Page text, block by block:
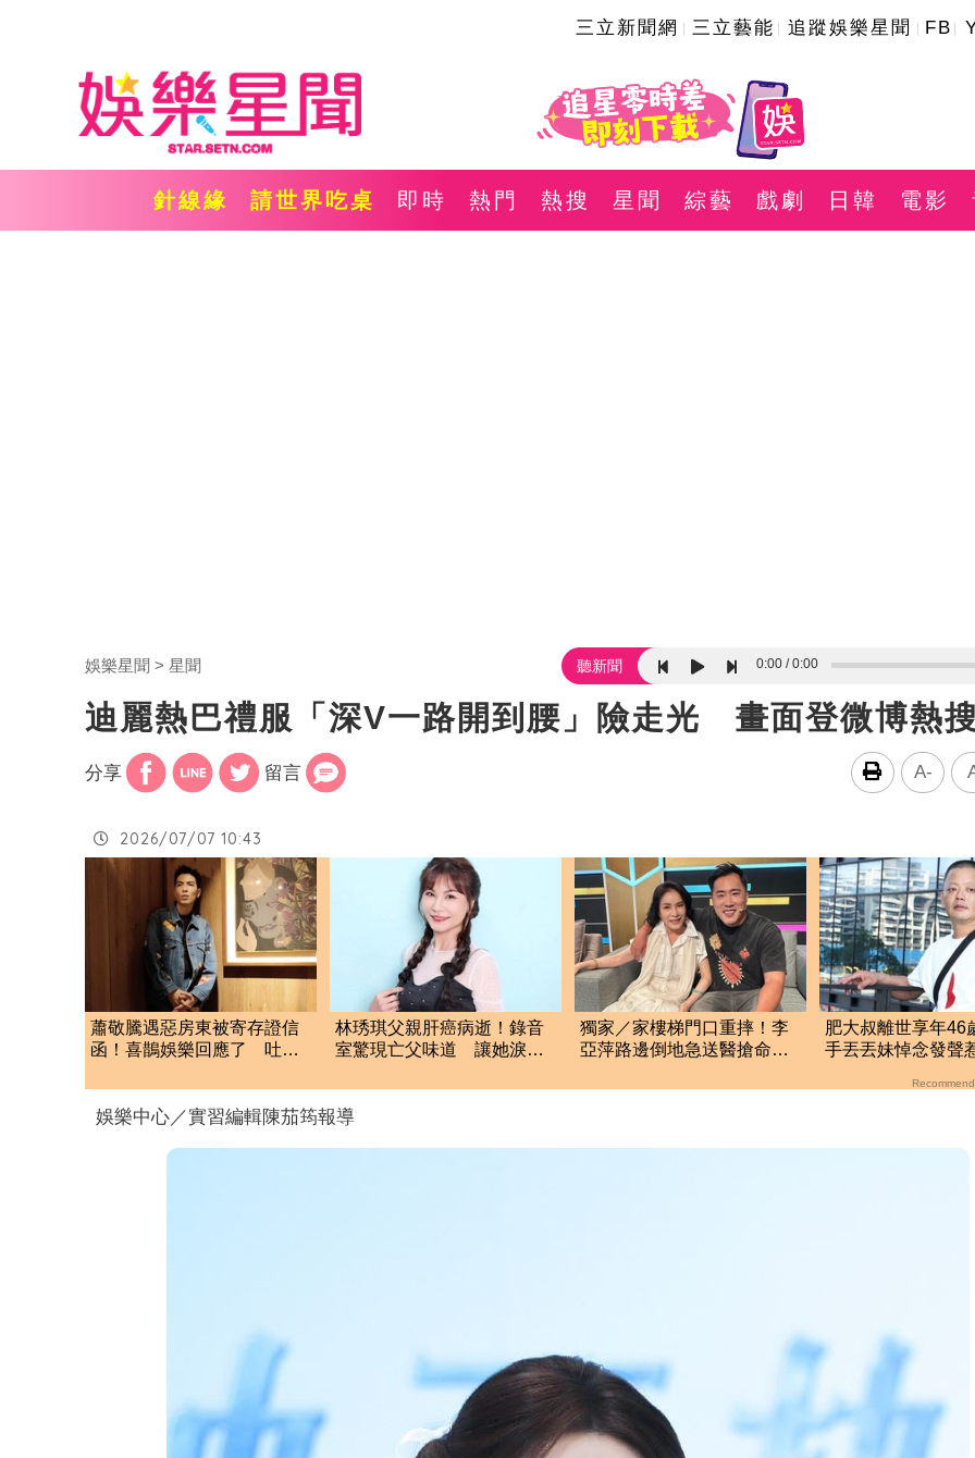
三立新聞網 三立藝能 追蹤娛樂星聞 FB
針線緣 請世界吃桌 即時 熱門 熱搜 星聞 綜藝 戲劇 日韓 電影
娛樂星聞 星聞 聽新聞 0:00 0:00
迪麗熱巴禮服「深V一路開到腰」險走光 畫面登微博熱
分享 留言 A-
2026/07/07 10:43
蕭敬騰遇惡房東被寄存證信
函！喜鵲娛樂回應了 吐三
林琇琪父親肝癌病逝！錄音
室驚現亡父味道 讓她淚崩
獨家／家樓梯門口重摔！李
亞萍路邊倒地急送醫搶命
肥大叔離世享年46
手丟丟妹悼念發聲
娛樂中心／實習編輯陳茄筠報導